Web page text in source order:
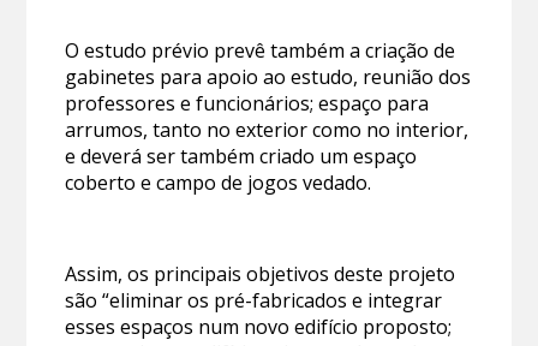
O estudo prévio prevê também a criação de
gabinetes para apoio ao estudo, reunião dos
professores e funcionários; espaço para
arrumos, tanto no exterior como no interior,
e deverá ser também criado um espaço
coberto e campo de jogos vedado.
Assim, os principais objetivos deste projeto
são “eliminar os pré-fabricados e integrar
esses espaços num novo edifício proposto;